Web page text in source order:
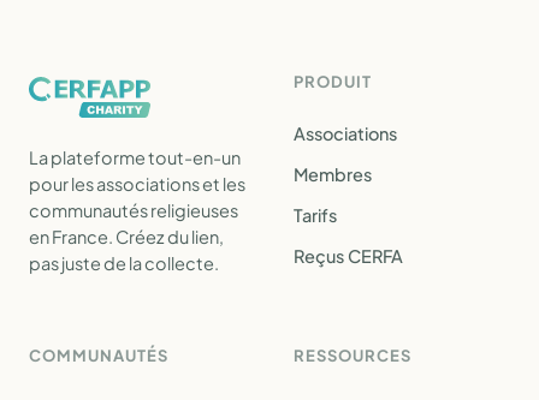
La plateforme tout-en-un
pour les associations et les
communautés religieuses
en France. Créez du lien,
pas juste de la collecte.
PRODUIT
Associations
Membres
Tarifs
Reçus CERFA
COMMUNAUTÉS RESSOURCES